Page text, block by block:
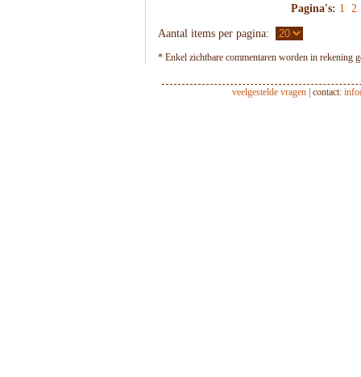
Pagina's: 1 2
Aantal items per pagina:
* Enkel zichtbare commentaren worden in rekening
veelgestelde vragen | contact: